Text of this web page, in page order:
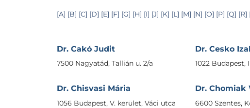
[A] [B] [C] [D] [E] [F] [G] [H] [I] [J] [K] [L] [M] [N] [O] [P] [Q] [R]
Dr. Cakó Judit
7500 Nagyatád, Tallián u. 2/a
Dr. Cesko
1022 Budapest,
Dr. Chisvasi Mária
1056 Budapest, V. kerület, Váci utca
Dr. Chomiak
6600 Szentes,